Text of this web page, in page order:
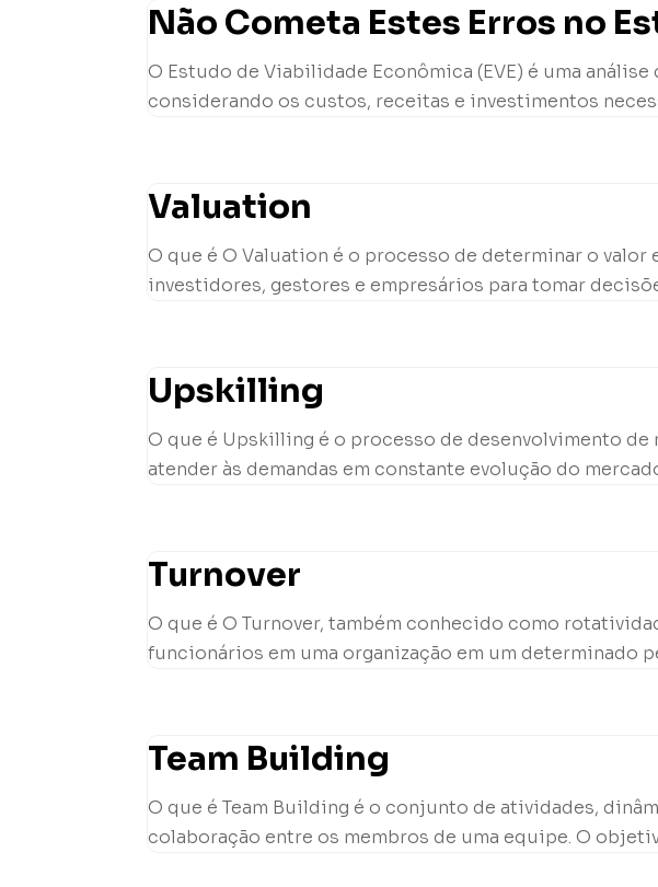
Não Cometa Estes Erros no
O Estudo de Viabilidade Econômica (EVE) é uma
considerando os custos, receitas e investimentos
Valuation
O que é O Valuation é o processo de determinar o
investidores, gestores e empresários para tomar
Upskilling
O que é Upskilling é o processo de desenvolvimento
atender às demandas em constante evolução do
Turnover
O que é O Turnover, também conhecido como
funcionários em uma organização em um determinado
Team Building
O que é Team Building é o conjunto de atividades,
colaboração entre os membros de uma equipe. O